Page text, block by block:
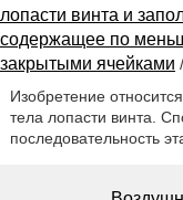
лопасти винта и
содержащее по
закрытыми ячейками
Изобретение
тела лопасти винта.
последовательность